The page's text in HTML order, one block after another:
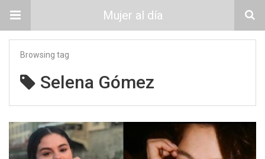
Mujer al día
Browsing tag
Selena Gómez